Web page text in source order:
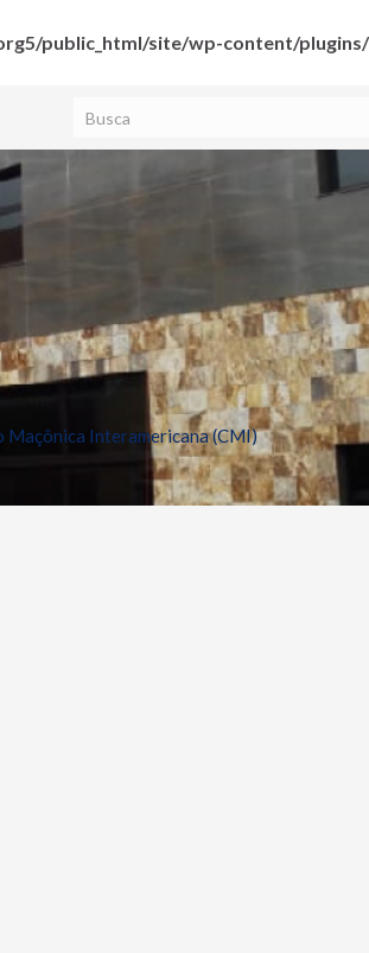
public_html/site/wp-content/
Maçônica Interamericana (CMI)